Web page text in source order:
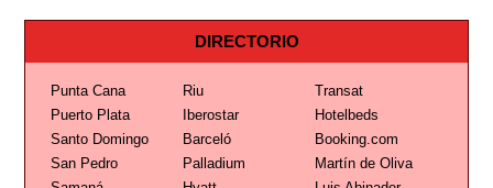
DIRECTORIO
Punta Cana Riu
Transat
Puerto Plata
Iberostar
Hotelbeds
Santo Domingo
Barceló
Booking.com
San Pedro
Palladium
Martín de Oliva